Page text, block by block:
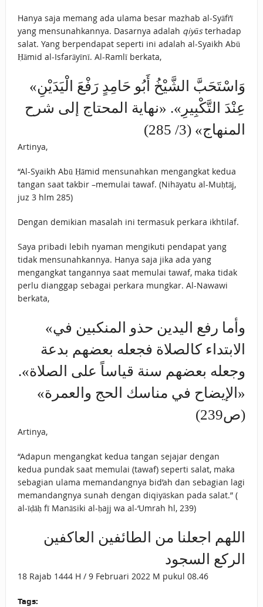
Hanya saja memang ada ulama besar mazhab al-Syāfi‘ī
yang mensunahkannya. Dasarnya adalah qiyāsterhadap
salat. Yang berpendapat seperti ini adalah al-Syaikh Abū
Ḥāmid al-Isfarāyīnī. Al-Ramlī berkata,
«وَاسْتَحَبَّ الشَّيْخُ أَبُو حَامِدٍ ‌رَفْعَ ‌الْيَدَيْنِ
عِنْدَ التَّكْبِيرِ». «نهاية المحتاج إلى شرح
المنهاج» (3/ 285)
Artinya,
“Al-Syaikh Abū Ḥāmid mensunahkan mengangkat kedua
tangan saat takbir –memulai tawaf. (Nihāyatu al-Muḥtāj,
juz 3 hlm 285)
Dengan demikian masalah ini termasuk perkara ikhtilaf.
Saya pribadi lebih nyaman mengikuti pendapat yang
tidak mensunahkannya. Hanya saja jika ada yang
mengangkat tangannya saat memulai tawaf, maka tidak
perlu dianggap sebagai perkara mungkar. Al-Nawawi
berkata,
«وأما رفع اليدين حذو المنكبين في
الابتداء كالصلاة فجعله بعضهم بدعة
وجعله بعضهم سنة قياساً على الصلاة».
«الإيضاح في مناسك الحج والعمرة»
(ص239)
Artinya,
“Adapun mengangkat kedua tangan sejajar dengan
kedua pundak saat memulai (tawaf) seperti salat, maka
sebagian ulama memandangnya bid’ah dan sebagian lagi
memandangnya sunah dengan diqiyāskan pada salat.” (
al-īḍāḥ fī Manāsiki al-ḥajj wa al-‘Umrah hl, 239)
اللهم اجعلنا من الطائفين العاكفين
الركع السجود
18 Rajab 1444 H / 9 Februari 2022 M pukul 08.46
Tags: